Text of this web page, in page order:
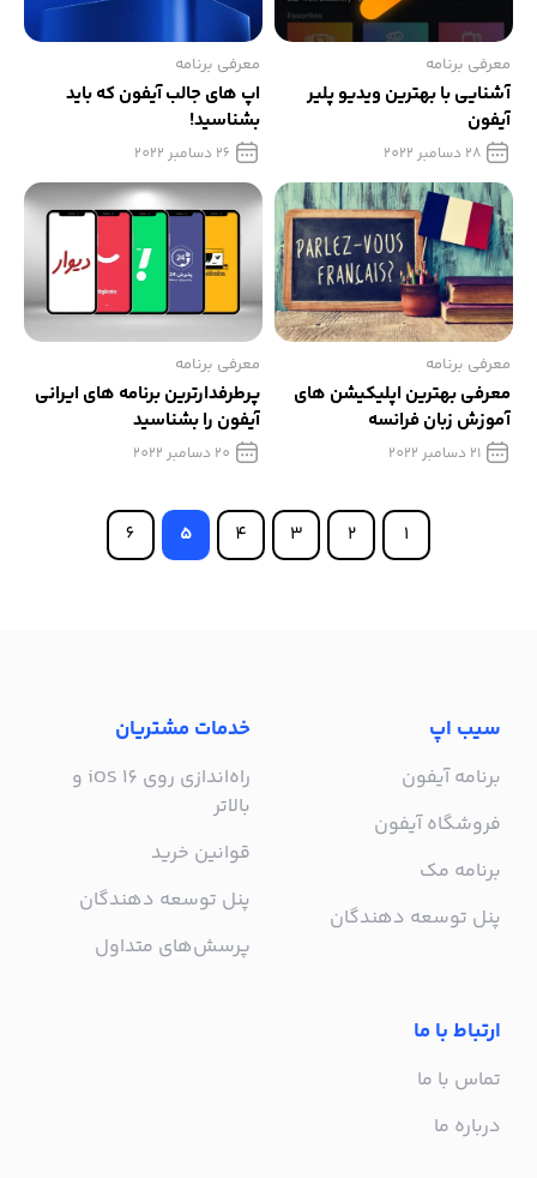
معرفی برنامه
آشنایی با بهترین ویدیو پلیر
آیفون
28 دسامبر 2022
معرفی برنامه
اپ های جالب آیفون که باید
بشناسید!
26 دسامبر 2022
معرفی برنامه
معرفی بهترین اپلیکیشن های
آموزش زبان فرانسه
21 دسامبر 2022
معرفی برنامه
پرطرفدارترین برنامه های ایرانی
آیفون را بشناسید
20 دسامبر 2022
1
2
3
4
5
6
سیب اپ
برنامه آیفون
فروشگاه آیفون
برنامه مک
پنل توسعه دهندگان
خدمات مشتریان
راه‌اندازی روی iOS 16 و
بالاتر
قوانین خرید
پنل توسعه دهندگان
پرسش‌های متداول
ارتباط با ما
تماس با ما
درباره ما